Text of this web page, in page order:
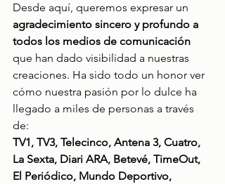
Desde aquí, queremos expresar un
agradecimiento sincero y profundo a
todos los medios de comunicación
que han dado visibilidad a nuestras
creaciones. Ha sido todo un honor ver
cómo nuestra pasión por lo dulce ha
llegado a miles de personas a través
de:
TV1, TV3, Telecinco, Antena 3, Cuatro,
La Sexta, Diari ARA, Betevé, TimeOut,
El Periódico, Mundo Deportivo,